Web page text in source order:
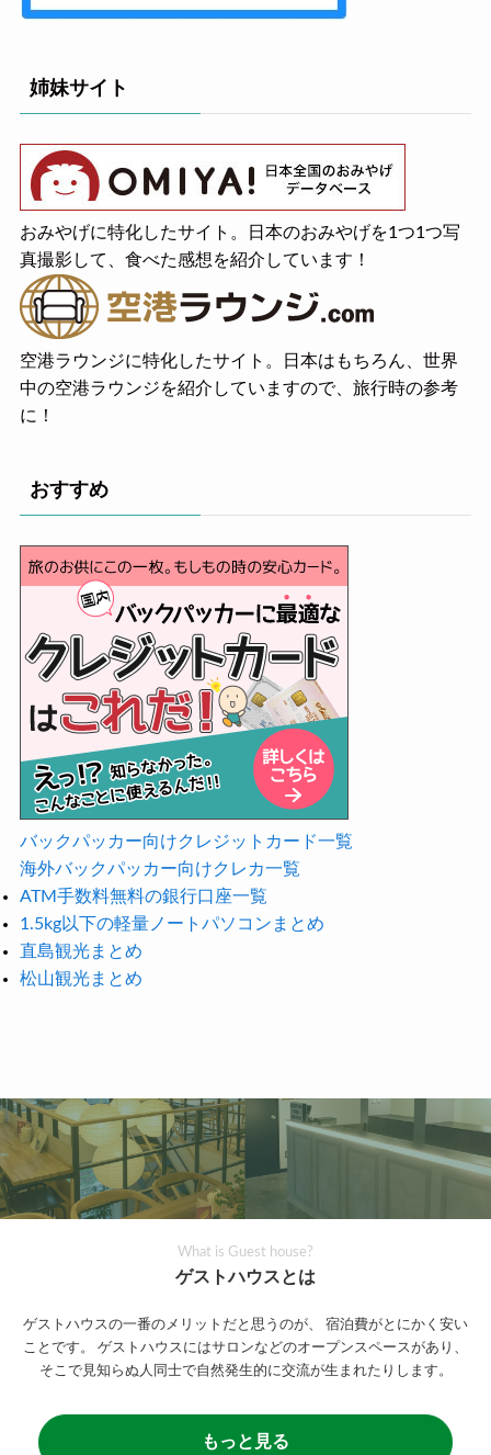
姉妹サイト
おみやげに特化したサイト。日本のおみやげを1つ1つ写
真撮影して、食べた感想を紹介しています！
空港ラウンジに特化したサイト。日本はもちろん、世界
中の空港ラウンジを紹介していますので、旅行時の参考
に！
おすすめ
バックパッカー向けクレジットカード一覧
海外バックパッカー向けクレカ一覧
ATM手数料無料の銀行口座一覧
1.5kg以下の軽量ノートパソコンまとめ
直島観光まとめ
松山観光まとめ
What is Guest house?
ゲストハウスとは
ゲストハウスの一番のメリットだと思うのが、
宿泊費がとにかく安い
ことです。
ゲストハウスにはサロンなどのオープンスペースがあり、
そこで見知らぬ人同士で自然発生的に交流が生まれたりします。
もっと見る